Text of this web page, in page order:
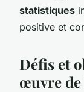
statistiques
positive et
Défis et
œuvre